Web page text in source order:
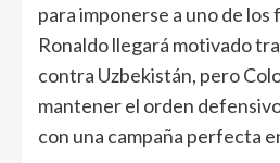
para imponerse a uno de
Ronaldo llegará motivado
contra Uzbekistán, pero
mantener el orden
con una campaña perfecta